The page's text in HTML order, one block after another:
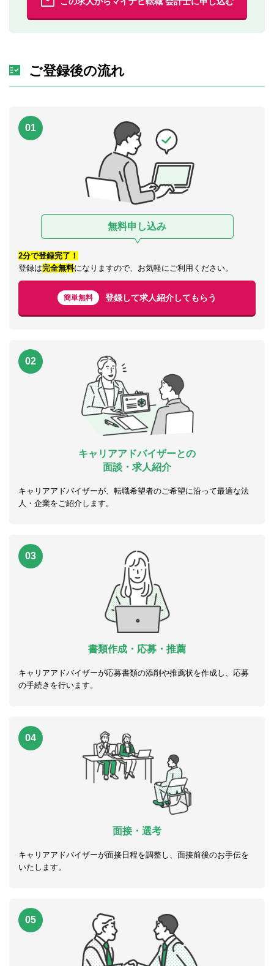
ご登録後の流れ
01
無料申し込み
2分で登録完了！
登録は完全無料になりますので、お気軽にご利用ください。
簡単無料 登録して求人紹介してもらう
02
キャリアアドバイザーとの
面談・求人紹介
キャリアアドバイザーが、転職希望者のご希望に沿って最適な法
人・企業をご紹介します。
03
書類作成・応募・推薦
キャリアアドバイザーが応募書類の添削や推薦状を作成し、応募
の手続きを行います。
04
面接・選考
キャリアアドバイザーが面接日程を調整し、面接前後のお手伝を
いたします。
05